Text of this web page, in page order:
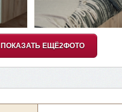
ПОКАЗАТЬ ЕЩЁ2ФОТО